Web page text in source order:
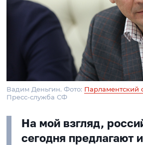
Вадим Деньгин. Фото: Парламентский
Пресс-служба СФ
На мой взгляд,
сегодня предлагают